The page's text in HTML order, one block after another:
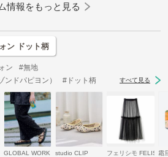
情報をもっと見る
ン ドット柄
ン
#無地
ドパピヨン）
#ドット柄 すべて見る
GLOBAL WORK
studio CLIP
フェリシモ
霜